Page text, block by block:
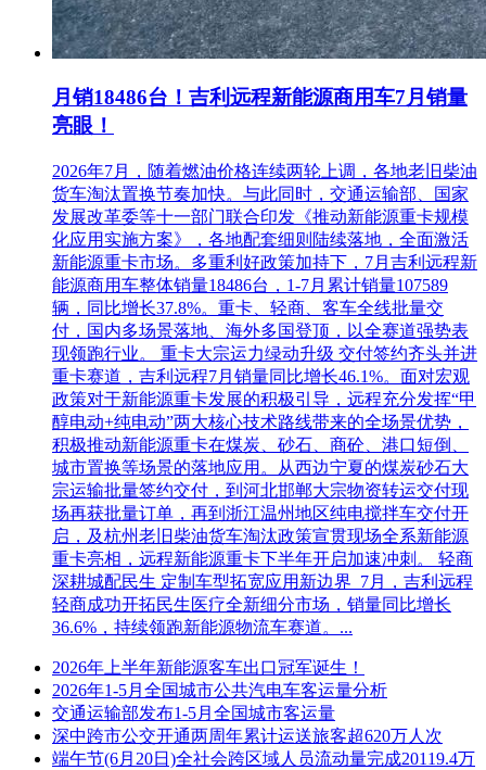
月销18486台！吉利远程新能源商用车7月销量
亮眼！
2026年7月，随着燃油价格连续两轮上调，各地老旧柴油
货车淘汰置换节奏加快。与此同时，交通运输部、国家
发展改革委等十一部门联合印发《推动新能源重卡规模
化应用实施方案》，各地配套细则陆续落地，全面激活
新能源重卡市场。多重利好政策加持下，7月吉利远程新
能源商用车整体销量18486台，1-7月累计销量107589
辆，同比增长37.8%。重卡、轻商、客车全线批量交
付，国内多场景落地、海外多国登顶，以全赛道强势表
现领跑行业。 重卡大宗运力绿动升级 交付签约齐头并进
重卡赛道，吉利远程7月销量同比增长46.1%。面对宏观
政策对于新能源重卡发展的积极引导，远程充分发挥“甲
醇电动+纯电动”两大核心技术路线带来的全场景优势，
积极推动新能源重卡在煤炭、砂石、商砼、港口短倒、
城市置换等场景的落地应用。从西边宁夏的煤炭砂石大
宗运输批量签约交付，到河北邯郸大宗物资转运交付现
场再获批量订单，再到浙江温州地区纯电搅拌车交付开
启，及杭州老旧柴油货车淘汰政策宣贯现场全系新能源
重卡亮相，远程新能源重卡下半年开启加速冲刺。 轻商
深耕城配民生 定制车型拓宽应用新边界 7月，吉利远程
轻商成功开拓民生医疗全新细分市场，销量同比增长
36.6%，持续领跑新能源物流车赛道。...
2026年上半年新能源客车出口冠军诞生！
2026年1-5月全国城市公共汽电车客运量分析
交通运输部发布1-5月全国城市客运量
深中跨市公交开通两周年累计运送旅客超620万人次
端午节(6月20日)全社会跨区域人员流动量完成20119.4万